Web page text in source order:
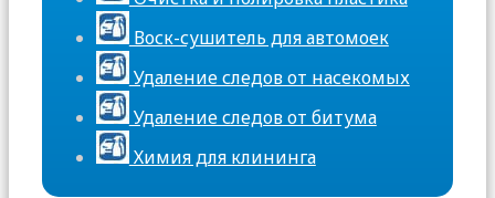
Воск-сушитель для автомоек
Удаление следов от насекомых
Удаление следов от битума
Химия для клининга